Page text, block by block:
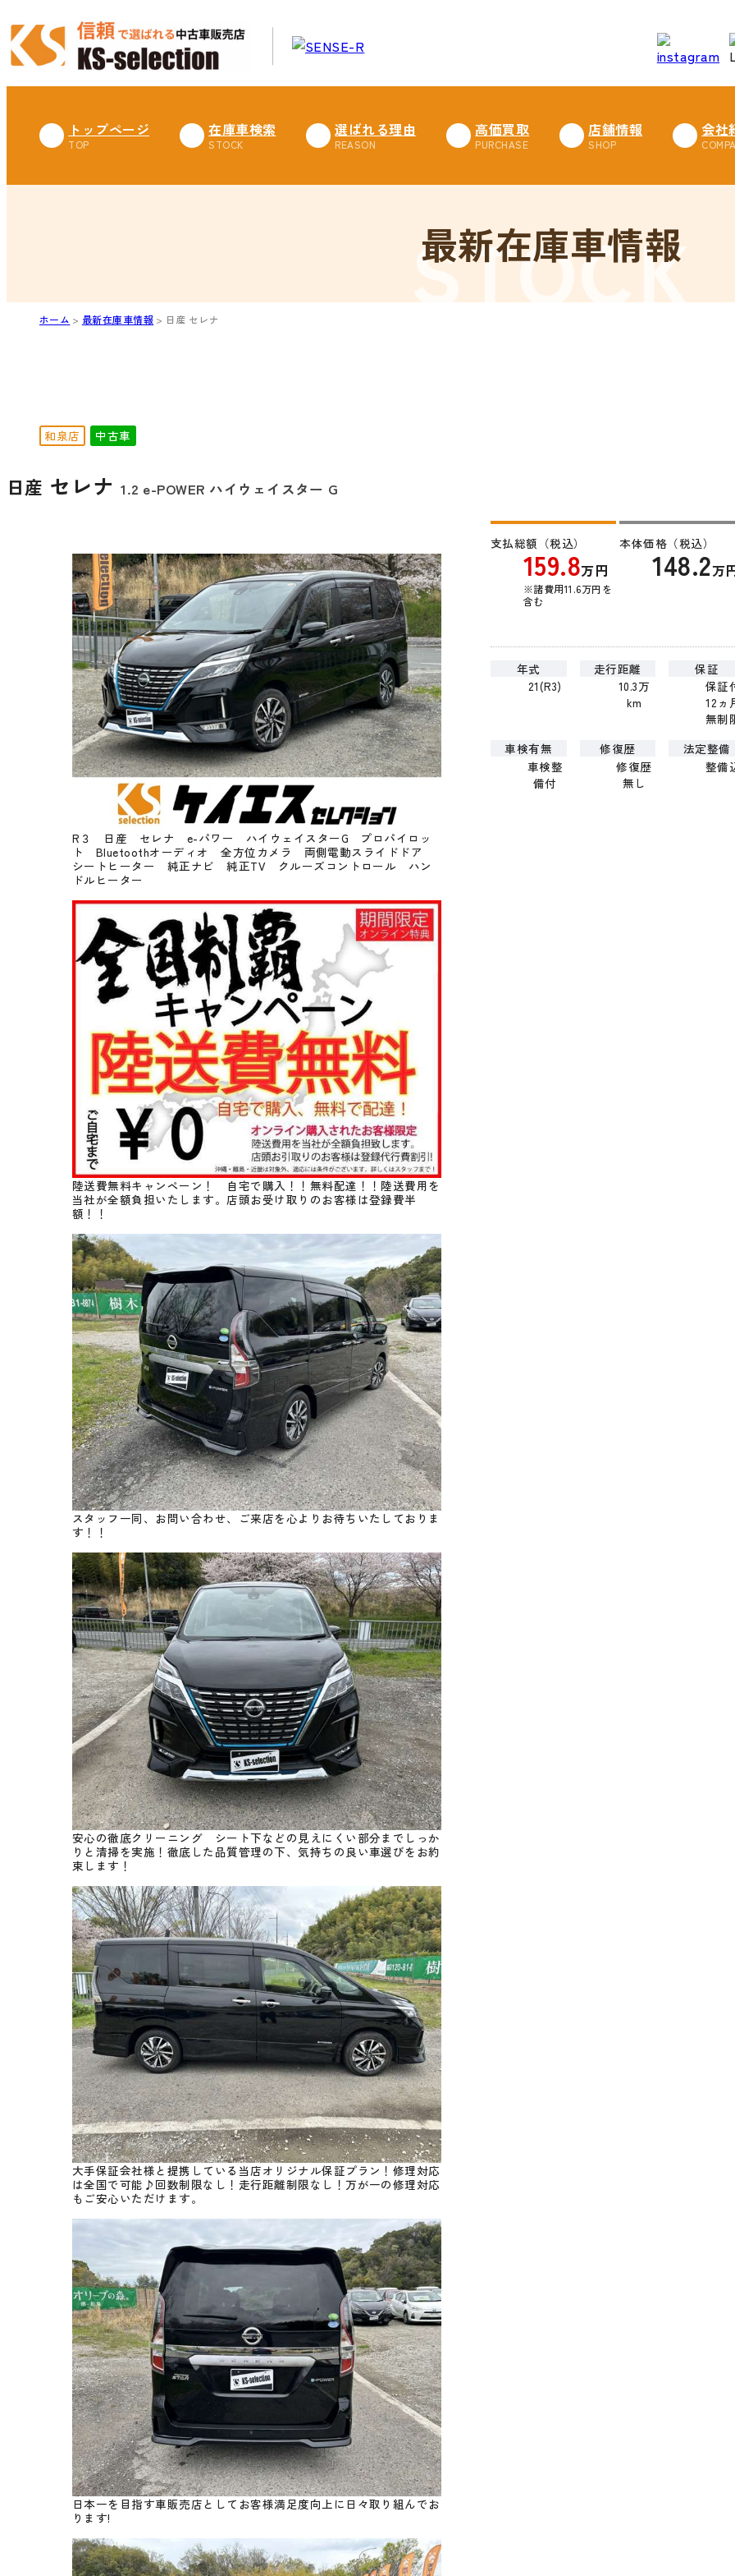
トップページ 在庫車検索 選ばれる理由 高価買取 店舗情報 会社
最新在庫車情報
ホーム 最新在庫車情報 日産 セレナ
和泉店 中古車
日産 セレナ1.2 e-POWER ハイウェイスター G
R３ 日産 セレナ e-パワー ハイウェイスターG プロパイロッ
ト Bluetoothオーディオ 全方位カメラ 両側電動スライドドア
シートヒーター 純正ナビ 純正TV クルーズコントロール ハン
ドルヒーター
陸送費無料キャンペーン！ 自宅で購入！！無料配達！！陸送費用を
当社が全額負担いたします。店頭お受け取りのお客様は登録費半
額！！
スタッフ一同、お問い合わせ、ご来店を心よりお待ちいたしておりま
す！！
安心の徹底クリーニング シート下などの見えにくい部分までしっか
りと清掃を実施！徹底した品質管理の下、気持ちの良い車選びをお約
束します！
大手保証会社様と提携している当店オリジナル保証プラン！修理対応
は全国で可能♪回数制限なし！走行距離制限なし！万が一の修理対応
もご安心いただけます。
日本一を目指す車販売店としてお客様満足度向上に日々取り組んでお
ります!
支払総額（税込）
159.8万円
※諸費用11.6万円を
含む
本体価格（税込）
148.2万
年式
21(R3)
走行距離
10.3万
km
保証
保証
12ヵ
無制
車検有無
車検整
備付
修復歴
修復歴
無し
法定整備
整備